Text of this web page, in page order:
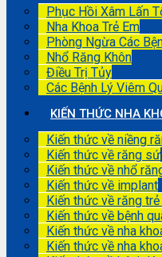
Phục Hồi Xâm Lấn
Nha Khoa Trẻ Em
Phòng Ngừa Các
Nhổ Răng Khôn
Điều Trị Tủy
Các Bệnh Lý Viêm
KIẾN THỨC NHA
Kiến thức về niềng
Kiến thức về răng sứ
Kiến thức về nhổ
Kiến thức về implant
Kiến thức về răng
Kiến thức về bệnh
Kiến thức về nha
Kiến thức về nha